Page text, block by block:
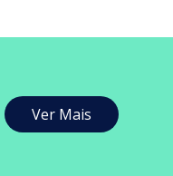
Ver Mais